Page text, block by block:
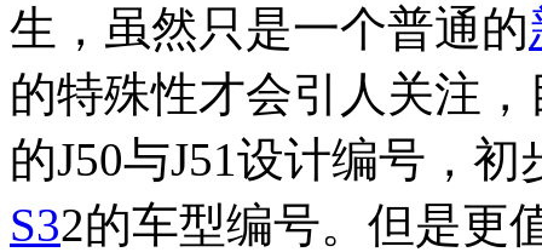
生，虽然只是一个普通的
的特殊性才会引人关注，
的J50与J51设计编号，
S32的车型编号。但是更